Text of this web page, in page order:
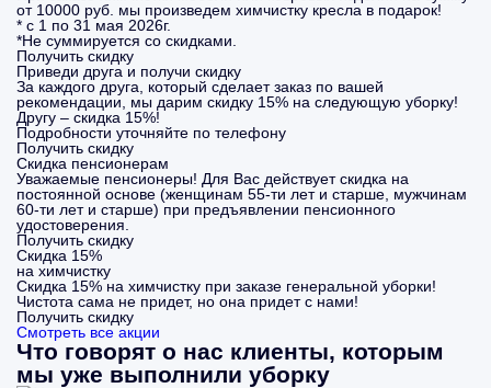
от 10000 руб. мы произведем химчистку кресла в подарок!
* с 1 по 31 мая 2026г.
*Не суммируется со скидками.
Получить скидку
Приведи друга и получи скидку
За каждого друга, который сделает заказ по вашей
рекомендации, мы дарим скидку 15% на следующую уборку!
Другу – скидка 15%!
Подробности уточняйте по телефону
Получить скидку
Скидка пенсионерам
Уважаемые пенсионеры! Для Вас действует скидка на
постоянной основе (женщинам 55-ти лет и старше, мужчинам
60-ти лет и старше) при предъявлении пенсионного
удостоверения.
Получить скидку
Скидка 15%
на химчистку
Скидка 15% на химчистку при заказе генеральной уборки!
Чистота сама не придет, но она придет с нами!
Получить скидку
Смотреть все акции
Что говорят о нас клиенты, которым
мы уже выполнили уборку